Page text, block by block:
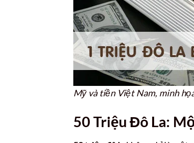
Mỹ và tiền Việt Nam, minh
50 Triệu Đô La: